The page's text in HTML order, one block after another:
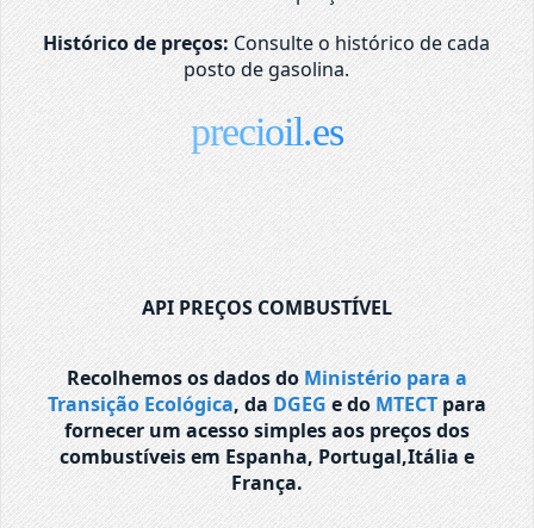
Histórico de preços: Consulte o histórico de cada
posto de gasolina.
precioil.es
API PREÇOS COMBUSTÍVEL
Recolhemos os dados do Ministério para a
Transição Ecológica, da DGEG e do MTECTpara
fornecer um acesso simples aos preços dos
combustíveis em Espanha, Portugal,Itália e
França.